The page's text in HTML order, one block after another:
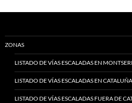
ZONAS
LISTADO DE VÍAS ESCALADAS EN
LISTADO DE VÍAS ESCALADAS EN
LISTADO DE VÍAS ESCALADAS FUERA DE